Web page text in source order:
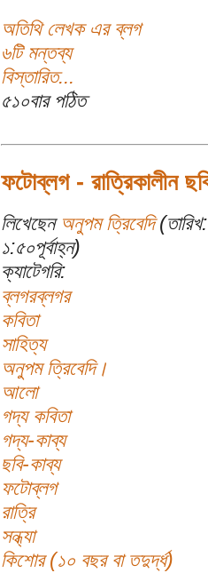
অতিথি লেখক এর ব্লগ
৬টি মন্তব্য
বিস্তারিত...
৫১০বার পঠিত
ফটোব্লগ - রাত্রিকালীন
লিখেছেন অনুপম ত্রিবেদি
১:৫০পূর্বাহ্ন)
ক্যাটেগরি:
ব্লগরব্লগর
কবিতা
সাহিত্য
অনুপম ত্রিবেদি।
আলো
গদ্য কবিতা
গদ্য-কাব্য
ছবি-কাব্য
ফটোব্লগ
রাত্রি
সন্ধ্যা
কিশোর (১০ বছর বা তদুর্দ্ধ)